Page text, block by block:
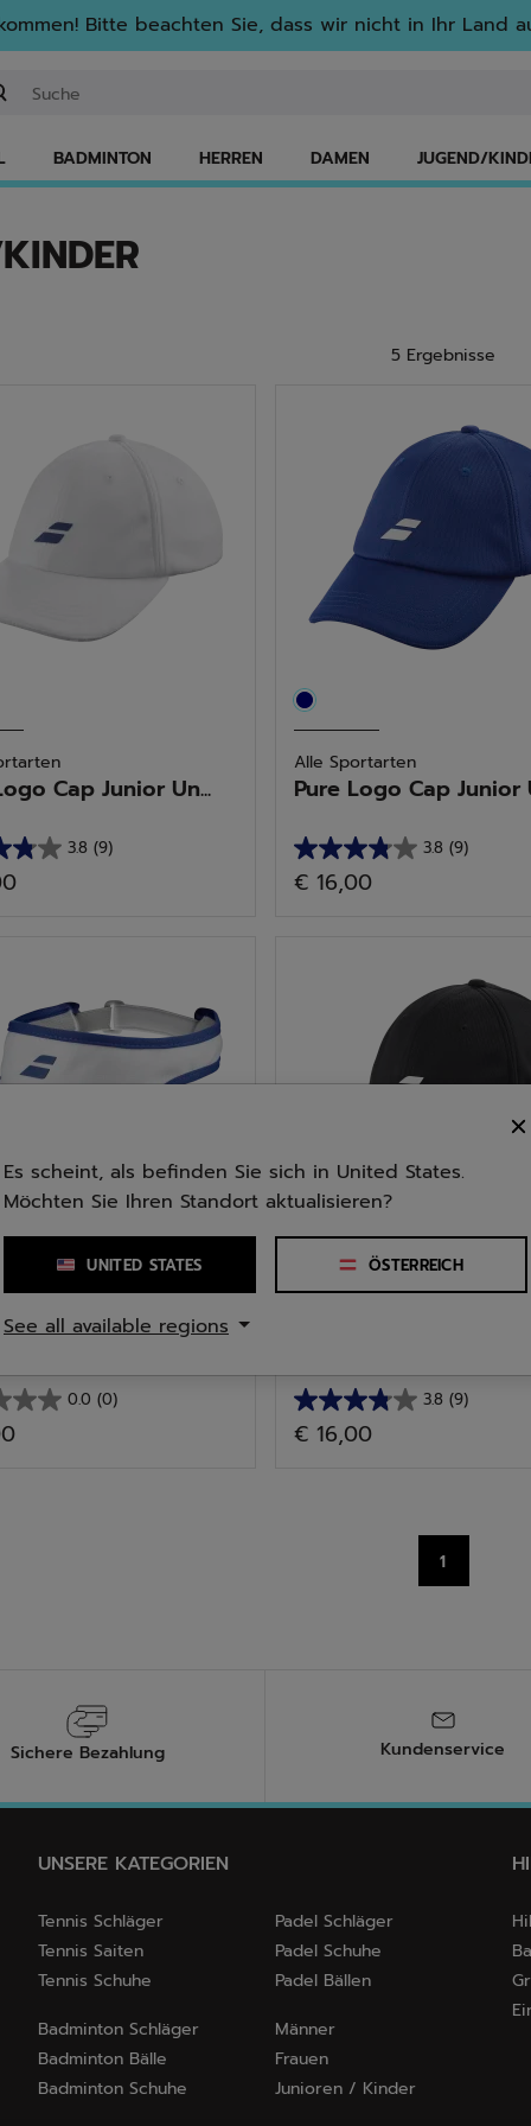
Bitte beachten Sie, dass wir nicht in Ihr Land
BADMINTON HERREN DAMEN JUGEND/
5 Ergebnisse
Kappen
Cap Junior Un...
3.8 (9)
Alle Sportarten
Pure Logo Cap Junior
3.8 (9)
3.8
von
Bewertungen
€ 16,00
Mädchen
0.0 (0) 3.8 (9)
3.8
von
€ 16,00
1
Sichere Bezahlung Kundenservice
UNSERE KATEGORIEN
Tennis Schläger
Tennis Saiten
Tennis Schuhe
Padel Schläger
Padel Schuhe
Padel Bällen
Badminton Schläger
Badminton Bälle
Badminton Schuhe
Männer
Frauen
Junioren / Kinder
Es scheint, als befinden Sie sich in United States.
Möchten Sie Ihren Standort aktualisieren?
UNITED STATES ÖSTERREICH
See all available regions